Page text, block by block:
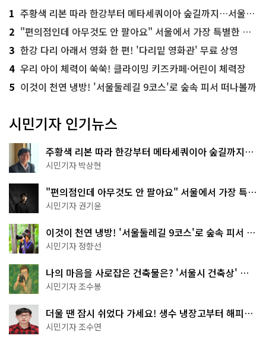
1 주황색 리본 따라 한강부터 메타세쿼이아 숲길까지…서울둘레길 15코스
2 "편의점인데 아무것도 안 팔아요" 서울에서 가장 특별한 편의점의 정체
3 한강 다리 아래서 영화 한 편! '다리밑 영화관' 무료 상영
4 우리 아이 체력이 쑥쑥! 클라이밍 키즈카페·어린이 체력장
5 이것이 천연 냉방! '서울둘레길 9코스'로 숲속 피서 떠나볼까
시민기자 인기뉴스
주황색 리본 따라 한강부터 메타세쿼이아 숲길까지…
서울둘레길 15코스
시민기자 박상현
"편의점인데 아무것도 안 팔아요" 서울에서 가장 특별
한 편의점의 정체
시민기자 권기윤
이것이 천연 냉방! '서울둘레길 9코스'로 숲속 피서 떠
나볼까
시민기자 정향선
나의 마음을 사로잡은 건축물은? '서울시 건축상' 수
상작 공개!
시민기자 조수봉
더울 땐 잠시 쉬었다 가세요! 생수 냉장고부터 해피소
·무더위쉼터까지
시민기자 조수연